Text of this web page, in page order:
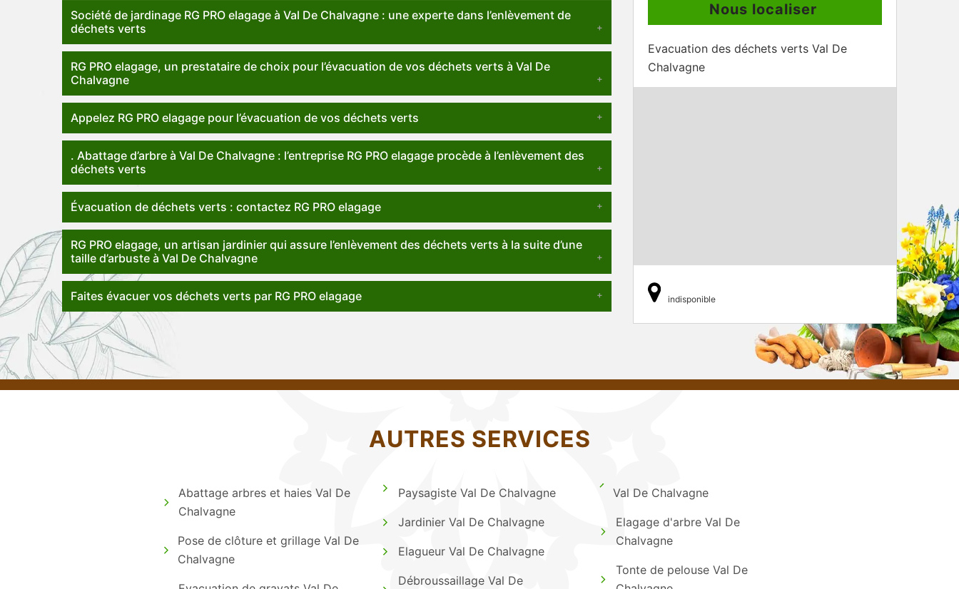
Société de jardinage RG PRO elagage à Val De Chalvagne : une experte dans l’enlèvement de
déchets verts
RG PRO elagage, un prestataire de choix pour l’évacuation de vos déchets verts à Val De
Chalvagne
Appelez RG PRO elagage pour l’évacuation de vos déchets verts
. Abattage d’arbre à Val De Chalvagne : l’entreprise RG PRO elagage procède à l’enlèvement des
déchets verts
Évacuation de déchets verts : contactez RG PRO elagage
RG PRO elagage, un artisan jardinier qui assure l’enlèvement des déchets verts à la suite d’une
taille d’arbuste à Val De Chalvagne
Faites évacuer vos déchets verts par RG PRO elagage
Nous localiser
Evacuation des déchets verts Val De
Chalvagne
indisponible
AUTRES SERVICES
Abattage arbres et haies Val De
Chalvagne
Pose de clôture et grillage Val De
Chalvagne
Paysagiste Val De Chalvagne
Jardinier Val De Chalvagne
Elagueur Val De Chalvagne
Débroussaillage Val De
Val De Chalvagne
Elagage d'arbre Val De
Chalvagne
Tonte de pelouse Val De